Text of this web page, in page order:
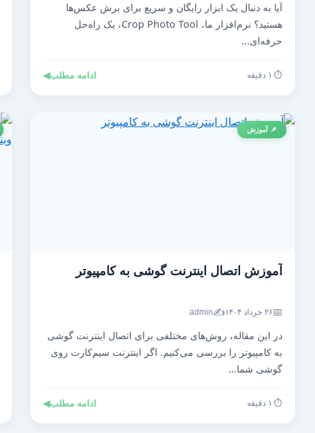
آیا به دنبال یک ابزار رایگان و سریع برای برش عکس‌ها
هستید؟ نرم‌افزار ما، Crop Photo Tool، یک راه‌حل
حرفه‌ای...
⏱️ ۱ دقیقه ادامه مطلب◀
📌 آموزش
آموزش اتصال اینترنت گوشی به کامپیوتر
📅۲۶ خرداد ۱۴۰۴ ✍️
admin
در این مقاله، روش‌های مختلفی برای اتصال اینترنت گوشی
به کامپیوتر را بررسی می‌کنیم. اگر اینترنت سیم‌کارت روی
گوشی شما...
⏱️ ۱ دقیقه ادامه مطلب◀